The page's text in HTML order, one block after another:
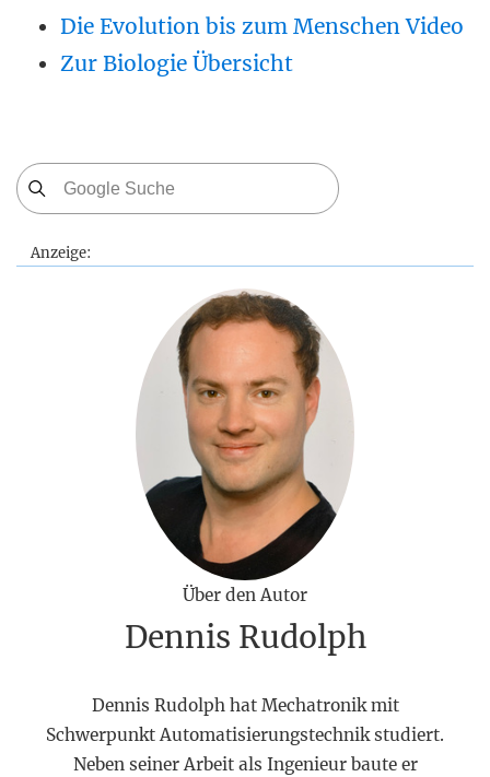
Die Evolution bis zum Menschen Video
Zur Biologie Übersicht
Anzeige:
Über den Autor
Dennis Rudolph
Dennis Rudolph hat Mechatronik mit
Schwerpunkt Automatisierungstechnik studiert.
Neben seiner Arbeit als Ingenieur baute er